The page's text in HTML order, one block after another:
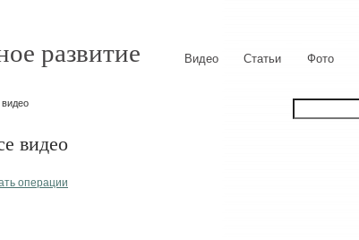
развитие Видео Статьи Фото
видео
операции